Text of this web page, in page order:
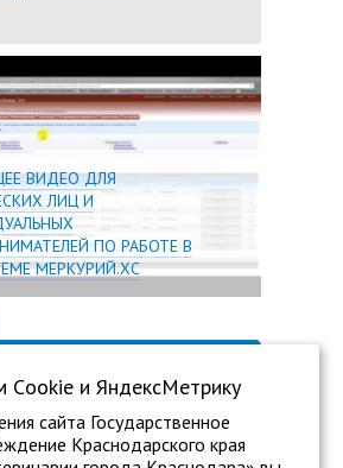
ВИДЕО ДЛЯ
ЛИЦ И
ПО РАБОТЕ В
МЕРКУРИЙ.ХС
Сookie и ЯндексМетрику
сайта Государственное
Краснодарского края